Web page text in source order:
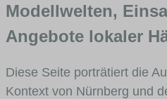
Modellwelten,
Angebote lokaler
Diese Seite porträtiert die
Kontext von Nürnberg und